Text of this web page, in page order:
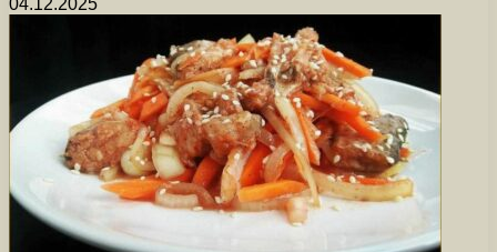
04.12.2025